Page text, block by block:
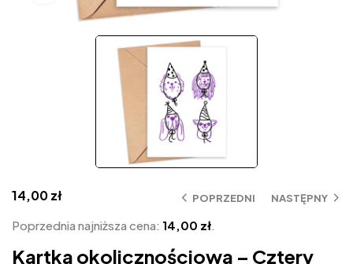
POPRZEDNI NASTĘPNY
14,00zł
Poprzednia najniższa cena: 14,00 zł.
Kartka okolicznościowa – Cztery